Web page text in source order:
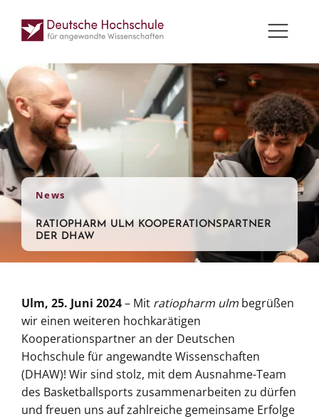
News
RATIOPHARM ULM KOOPERATIONSPARTNER
DER DHAW
Ulm, 25. Juni 2024– Mit ratiopharm ulm begrüßen
wir einen weiteren hochkarätigen
Kooperationspartner an der Deutschen
Hochschule für angewandte Wissenschaften
(DHAW)! Wir sind stolz, mit dem Ausnahme-Team
des Basketballsports zusammenarbeiten zu dürfen
und freuen uns auf zahlreiche gemeinsame Erfolge